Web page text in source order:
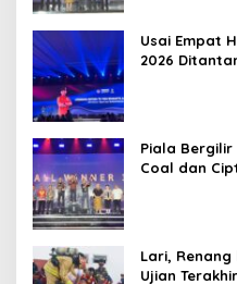
Usai Empat
2026
Piala Bergilir
Coal dan
Lari,
Ujian